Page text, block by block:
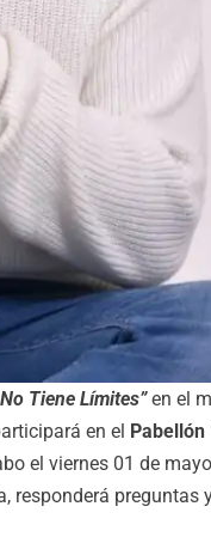
Tiene Límites”en el
en el Pabellón
el viernes 01 de
responderá preguntas